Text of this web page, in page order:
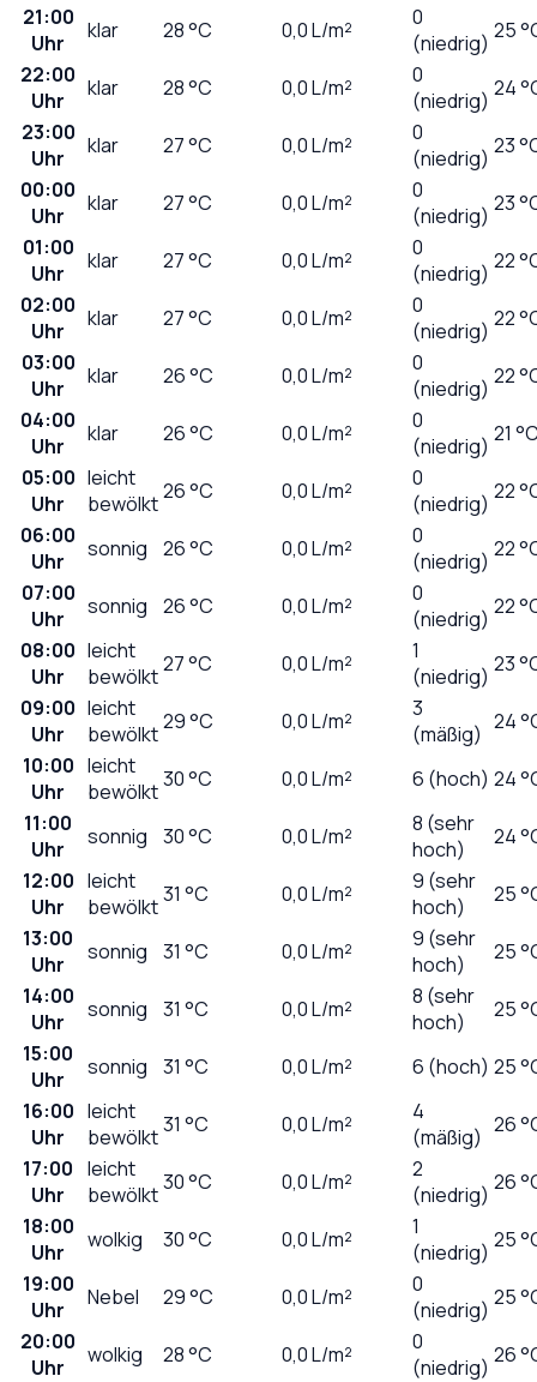
21:00
Uhr
klar 28°C 0,0L/m²
0
(niedrig) 25
22:00
Uhr
klar 28°C 0,0L/m²
0
(niedrig) 24
23:00
Uhr
klar 27°C 0,0L/m²
0
(niedrig) 23
00:00
Uhr
klar 27°C 0,0L/m²
0
(niedrig) 23
01:00
Uhr
klar 27°C 0,0L/m²
0
(niedrig) 22
02:00
Uhr
klar 27°C 0,0L/m²
0
(niedrig) 22
03:00
Uhr
klar 26°C 0,0L/m²
0
(niedrig) 22
04:00
Uhr
klar 26°C 0,0L/m²
0
(niedrig) 21
05:00
Uhr
leicht
bewölkt26°C 0,0L/m²
0
(niedrig) 22
06:00
Uhr
sonnig 26°C 0,0L/m²
0
(niedrig) 22
07:00
Uhr
sonnig 26°C 0,0L/m²
0
(niedrig) 22
08:00
Uhr
leicht
bewölkt27°C 0,0L/m²
1
(niedrig) 23
09:00
Uhr
leicht
bewölkt29°C 0,0L/m²
3
(mäßig) 24
10:00
Uhr
leicht
bewölkt30°C 0,0L/m² 6 (hoch) 24
11:00
Uhr
sonnig 30°C 0,0L/m²
8 (sehr
hoch)
24
12:00
Uhr
leicht
bewölkt31 °C 0,0L/m²
9 (sehr
hoch)
25
13:00
Uhr
sonnig 31 °C 0,0L/m²
9 (sehr
hoch)
25
14:00
Uhr
sonnig 31 °C 0,0L/m²
8 (sehr
hoch)
25
15:00
Uhr
sonnig 31 °C 0,0L/m² 6 (hoch) 25
16:00
Uhr
leicht
bewölkt31 °C 0,0L/m²
4
(mäßig) 26
17:00
Uhr
leicht
bewölkt30°C 0,0L/m²
2
(niedrig) 26
18:00
Uhr
wolkig 30°C 0,0L/m²
1
(niedrig) 25
19:00
Uhr
Nebel 29°C 0,0L/m²
0
(niedrig) 25
20:00
Uhr
wolkig 28°C 0,0L/m²
0
(niedrig) 26